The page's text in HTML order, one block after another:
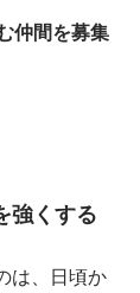
仲間を募集
強くする
は、日頃か